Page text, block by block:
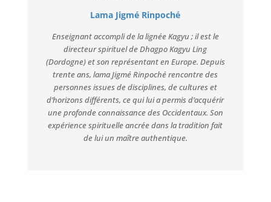
Lama Jigmé Rinpoché
Enseignant accompli de la lignée Kagyu ; il est le
directeur spirituel de Dhagpo Kagyu Ling
(Dordogne) et son représentant en Europe. Depuis
trente ans, lama Jigmé Rinpoché rencontre des
personnes issues de disciplines, de cultures et
d’horizons différents, ce qui lui a permis d’acquérir
une profonde connaissance des Occidentaux. Son
expérience spirituelle ancrée dans la tradition fait
de lui un maître authentique.